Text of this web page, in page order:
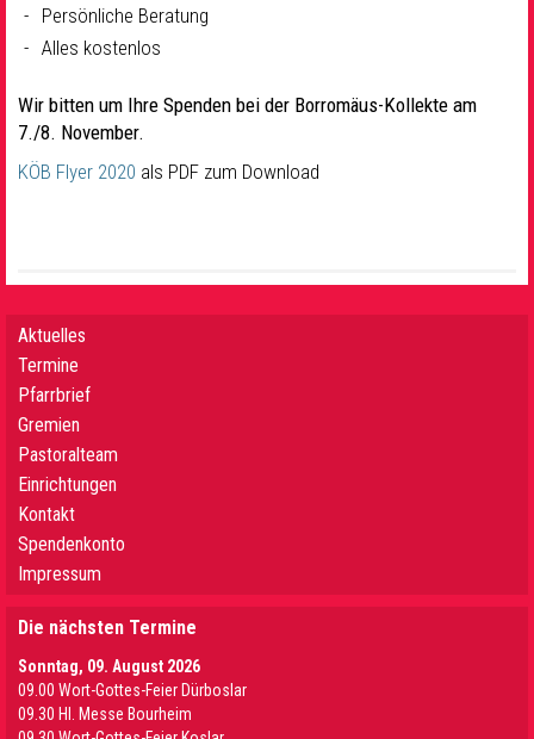
Persönliche Beratung
Alles kostenlos
Wir bitten um Ihre Spenden bei der Borromäus-Kollekte am
7./8. November.
KÖB Flyer 2020 als PDF zum Download
Aktuelles
Termine
Pfarrbrief
Gremien
Pastoralteam
Einrichtungen
Kontakt
Spendenkonto
Impressum
Die nächsten Termine
Sonntag, 09. August 2026
09.00 Wort-Gottes-Feier Dürboslar
09.30 HI. Messe Bourheim